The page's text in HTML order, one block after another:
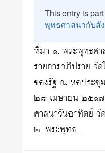
This entry is
พุทธศาสนากับสั
ที่มา ๑. พระพุทธศา
รายการอภิปราย จั
ของรัฐ ณ หอประชุ
๒๘ เมษายน ๒๕๑๗
ศาสนาวันอาทิตย์
๒. พระพุทธ…